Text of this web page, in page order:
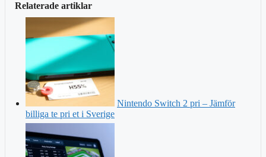
Relaterade artiklar
Nintendo Switch 2 pri – Jämför
billiga te pri et i Sverige